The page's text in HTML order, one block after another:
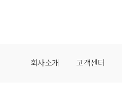
회사소개 고객센터